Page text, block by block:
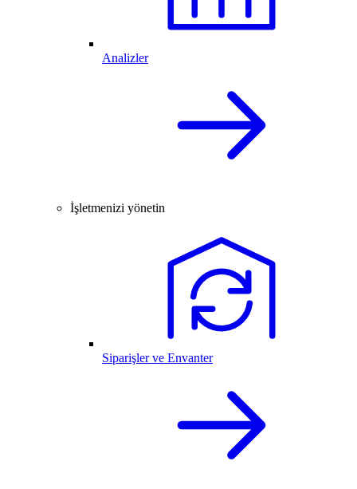
Analizler
İşletmenizi yönetin
Siparişler ve Envanter